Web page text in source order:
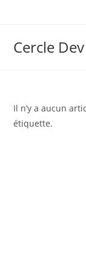
Cercle Dev
Il n’y a aucun
étiquette.